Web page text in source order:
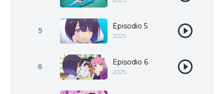
5 Episodio 5
2025
6 Episodio 6
2025